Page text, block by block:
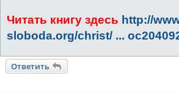
Читать книгу здесь http://
sloboda.org/christ/ ...
Ответить